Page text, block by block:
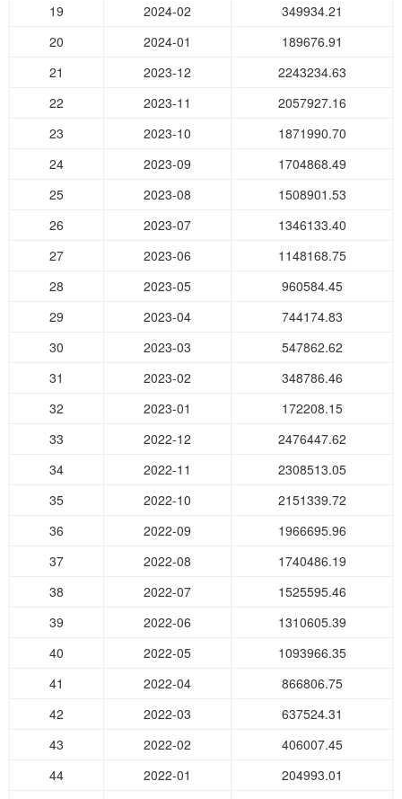
19
2024-02
349934.21
20
2024-01
189676.91
21
2023-12
2243234.63
22
2023-11
2057927.16
23
2023-10
1871990.70
24
2023-09
1704868.49
25
2023-08
1508901.53
26
2023-07
1346133.40
27
2023-06
1148168.75
28
2023-05
960584.45
29
2023-04
744174.83
30
2023-03
547862.62
31
2023-02
348786.46
32
2023-01
172208.15
33
2022-12
2476447.62
34
2022-11
2308513.05
35
2022-10
2151339.72
36
2022-09
1966695.96
37
2022-08
1740486.19
38
2022-07
1525595.46
39
2022-06
1310605.39
40
2022-05
1093966.35
41
2022-04
866806.75
42
2022-03
637524.31
43
2022-02
406007.45
44
2022-01
204993.01